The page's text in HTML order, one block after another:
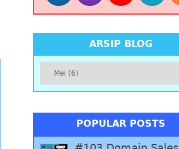
ARSIP BLOG
POPULAR POSTS